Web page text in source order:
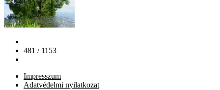
481 / 1153
Impresszum
Adatvédelmi nyilatkozat